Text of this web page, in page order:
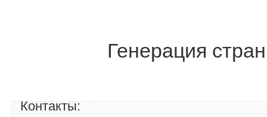
Генерация
Контакты: